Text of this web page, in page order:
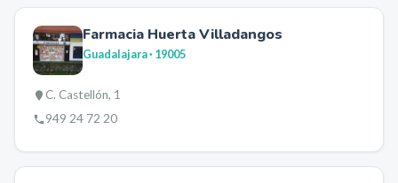
Farmacia Huerta Villadangos
Guadalajara· 19005
C. Castellón, 1
949 24 72 20